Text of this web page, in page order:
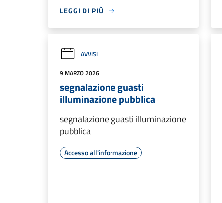
LEGGI DI PIÙ
AVVISI
9 MARZO 2026
segnalazione guasti
illuminazione pubblica
segnalazione guasti illuminazione
pubblica
Accesso all'informazione